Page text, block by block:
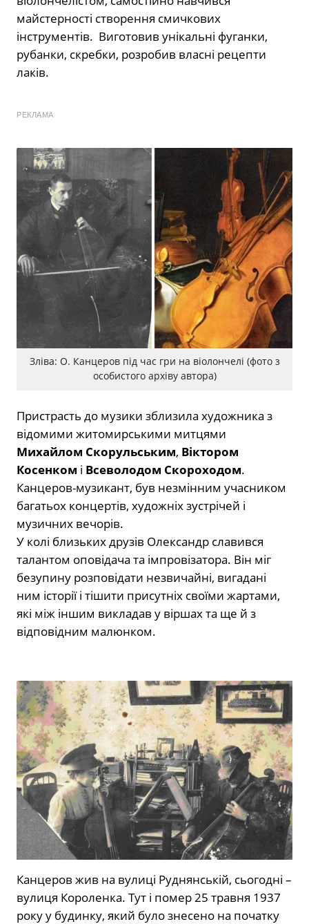
майстерності створення смичкових
інструментів. Виготовив унікальні фуганки,
рубанки, скребки, розробив власні рецепти
лаків.
РЕКЛАМА
Зліва: О. Канцеров під час гри на віолончелі (фото з
особистого архіву автора)
Пристрасть до музики зблизила художника з
відомими житомирськими митцями
Михайлом Скорульським, Віктором
Косенком і Всеволодом Скороходом.
Канцеров-музикант, був незмінним учасником
багатьох концертів, художніх зустрічей і
музичних вечорів.
У колі близьких друзів Олександр славився
талантом оповідача та імпровізатора. Він міг
безупину розповідати незвичайні, вигадані
ним історії і тішити присутніх своїми жартами,
які між іншим викладав у віршах та ще й з
відповідним малюнком.
Канцеров жив на вулиці Руднянській, сьогодні –
вулиця Короленка. Тут і помер 25 травня 1937
року у будинку, який було знесено на початку